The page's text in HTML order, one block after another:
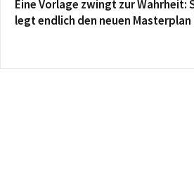
Eine Vorlage zwingt zur Wahrheit:
legt endlich den neuen Masterplan